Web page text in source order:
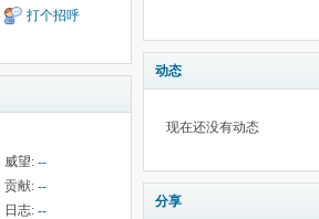
打个招呼
威望: --
贡献: --
日志: --
动态
现在还没有动态
分享